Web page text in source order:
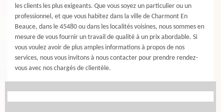
les clients les plus exigeants. Que vous soyez un particulier ou un
professionnel, et que vous habitez dans la ville de Charmont En
Beauce, dans le 45480 ou dans les localités voisines, nous sommes en
mesure de vous fournir un travail de qualité à un prix abordable. Si
vous voulez avoir de plus amples informations à propos de nos
services, nous vous invitons à nous contacter pour prendre rendez-
vous avec nos chargés de clientèle.